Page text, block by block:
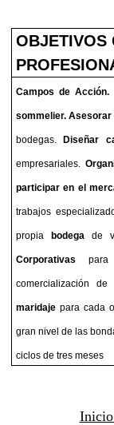
OBJETIVOS
Campos de Acción.
sommelier. Asesorar
bodegas.Diseñar
empresariales.
participar en el
trabajos
propia bodega de
Corporativas para
comercialización
maridajepara cada
gran nivel de las
ciclos de tres meses
Inicio